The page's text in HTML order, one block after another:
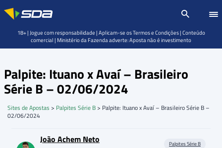
Palpite: Ituano x Avaí – Brasileiro
Série B – 02/06/2024
Sites de Apostas > Palpites Série B > Palpite: Ituano x Avaí – Brasileiro Série B –
02/06/2024
João Achem Neto Palpites Série B
18+ | Jogue com responsabilidade | Aplicam-se os Termos e Condições | Conteúdo
comercial | Ministério da Fazenda adverte: Aposta não é investimento